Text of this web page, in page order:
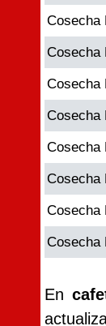
Cosecha
Cosecha
Cosecha
Cosecha
Cosecha
Cosecha
Cosecha
Cosecha
En